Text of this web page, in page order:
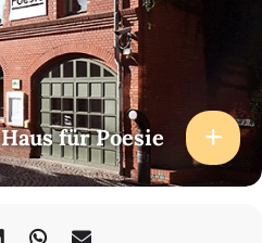
Haus für Poesie